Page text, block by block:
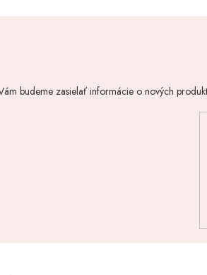
budeme zasielať informácie o nových